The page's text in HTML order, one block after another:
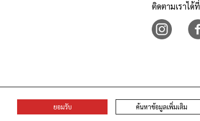
ติดตามเราได้ที่
ยอมรับ ค้นหาข้อมูลเพิ่มเติม